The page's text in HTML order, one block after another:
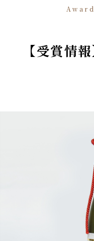
【受賞情